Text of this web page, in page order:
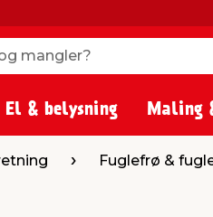
mangler?
mangler?
El & belysning Maling
Fuglefrø &